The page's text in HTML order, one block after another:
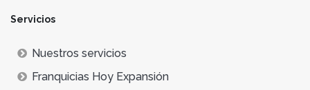
Servicios
Nuestros servicios
Franquicias Hoy Expansión